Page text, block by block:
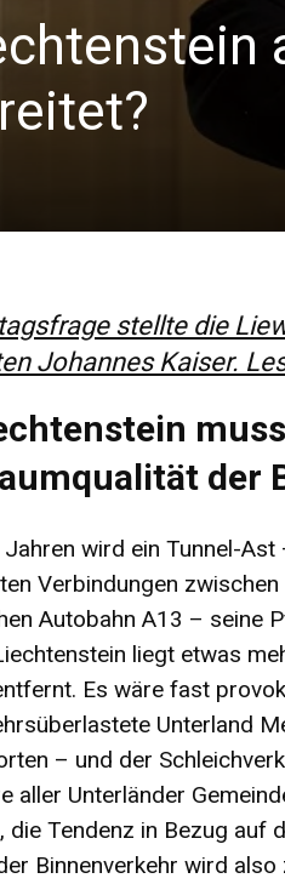
stellte die
Johannes Kaiser.
der
Jahren wird ein Tunnel-
Verbindungen
Autobahn A13 – seine
liegt etwas
Es wäre fast
Unterland
– und der
aller Unterländer
die Tendenz in Bezug auf
Binnenverkehr wird